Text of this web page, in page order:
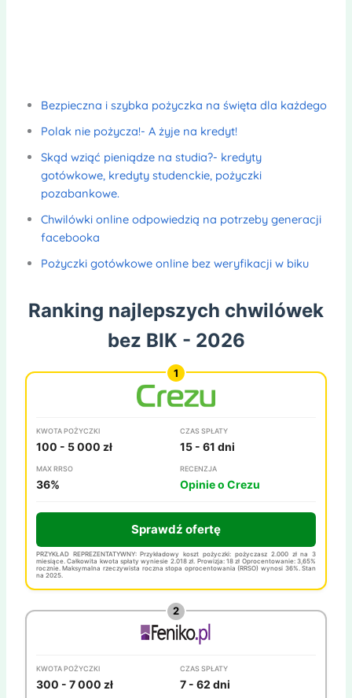
Bezpieczna i szybka pożyczka na święta dla każdego
Polak nie pożycza!- A żyje na kredyt!
Skąd wziąć pieniądze na studia?- kredyty
gotówkowe, kredyty studenckie, pożyczki
pozabankowe.
Chwilówki online odpowiedzią na potrzeby generacji
facebooka
Pożyczki gotówkowe online bez weryfikacji w biku
Ranking najlepszych chwilówek
bez BIK - 2026
KWOTA POŻYCZKI
100 - 5 000 zł
CZAS SPŁATY
15 - 61 dni
MAX RRSO
36%
RECENZJA
Opinie o Crezu
Sprawdź ofertę
PRZYKŁAD REPREZENTATYWNY: Przykładowy koszt pożyczki: pożyczasz 2.000 zł na 3
miesiące. Całkowita kwota spłaty wyniesie 2.018 zł. Prowizja: 18 zł Oprocentowanie: 3,65%
rocznie. Maksymalna rzeczywista roczna stopa oprocentowania (RRSO) wynosi 36%. Stan
na 2025.
KWOTA POŻYCZKI
300 - 7 000 zł
CZAS SPŁATY
7 - 62 dni